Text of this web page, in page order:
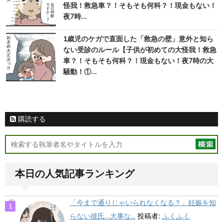
怪我！救急車？！そもそも何科？！現金もない！
夜7時…
1歳児のケガで直面した「救急の壁」意外と知ら
ない受診のルール【子供が初めての大怪我！救急
車？！そもそも何科？！現金もない！夜7時の大
騒動！①…
購読する
本日の人気記事ランキング
「今まで通りじゃいられなくなる？」妊娠を知
らない彼氏…大事な... 投稿者: ふくふく